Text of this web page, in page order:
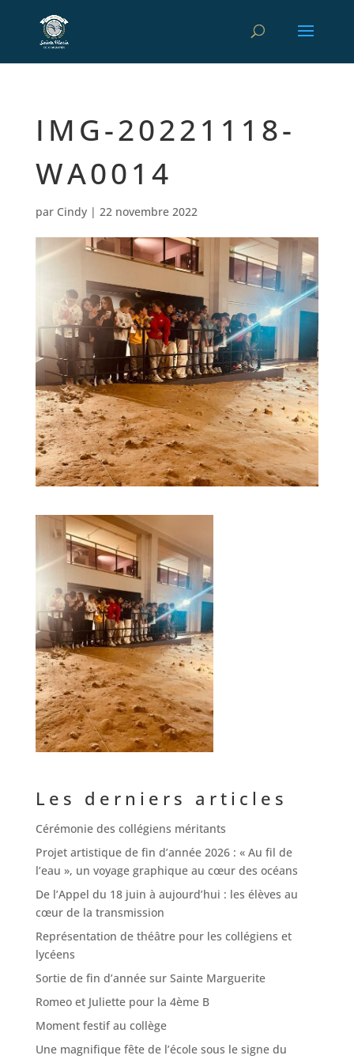
IMG-20221118-
WA0014
par Cindy| 22 novembre 2022
Les derniers articles
Cérémonie des collégiens méritants
Projet artistique de fin d’année 2026 : « Au fil de
l’eau », un voyage graphique au cœur des océans
De l’Appel du 18 juin à aujourd’hui : les élèves au
cœur de la transmission
Représentation de théâtre pour les collégiens et
lycéens
Sortie de fin d’année sur Sainte Marguerite
Romeo et Juliette pour la 4ème B
Moment festif au collège
Une magnifique fête de l’école sous le signe du